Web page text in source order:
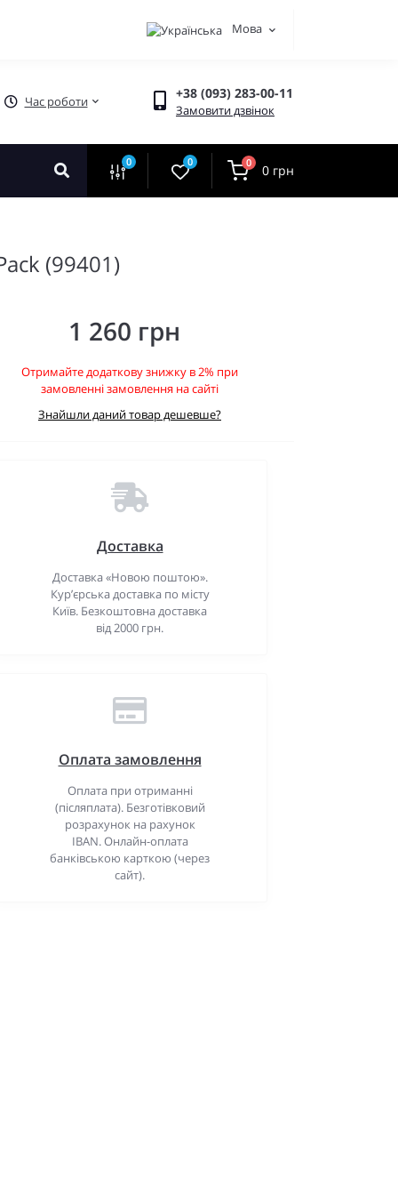
Мова
Час роботи +38 (093) 283-00-11
Замовити дзвінок
0 0 0 0 грн
(99401)
1 260 грн
Отримайте додаткову знижку в 2% при
замовленні замовлення на сайті
Знайшли даний товар дешевше?
Доставка
Доставка «Новою поштою».
Кур’єрська доставка по місту
Київ. Безкоштовна доставка
від 2000 грн.
Оплата замовлення
Оплата при отриманні
(післяплата). Безготівковий
розрахунок на рахунок
IBAN. Онлайн-оплата
банківською карткою (через
сайт).